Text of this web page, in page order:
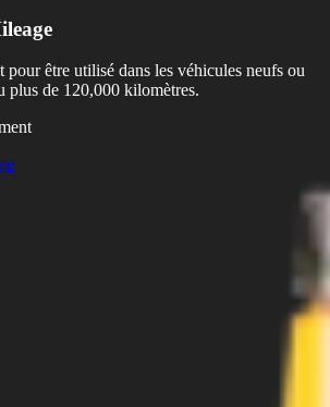
pour être utilisé dans les véhicules neufs ou
plus de 120,000 kilomètres.